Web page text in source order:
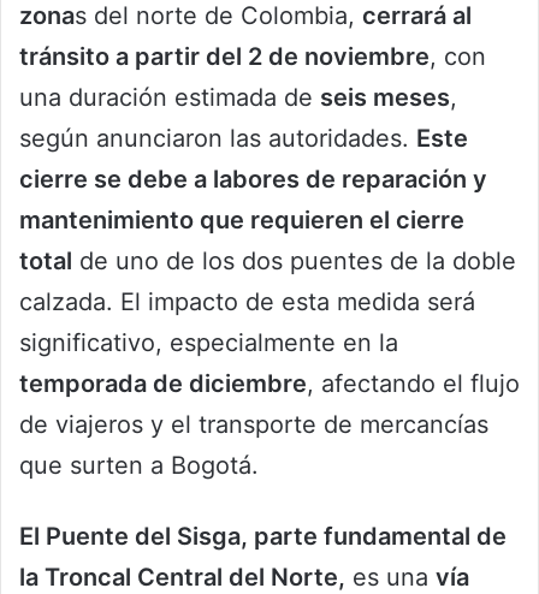
zonas del norte de Colombia, cerrará al
tránsito a partir del 2 de noviembre, con
una duración estimada de seis meses,
según anunciaron las autoridades. Este
cierre se debe a labores de reparación y
mantenimiento que requieren el cierre
total de uno de los dos puentes de la doble
calzada. El impacto de esta medida será
significativo, especialmente en la
temporada de diciembre, afectando el flujo
de viajeros y el transporte de mercancías
que surten a Bogotá.
El Puente del Sisga, parte fundamental de
la Troncal Central del Norte, es una vía